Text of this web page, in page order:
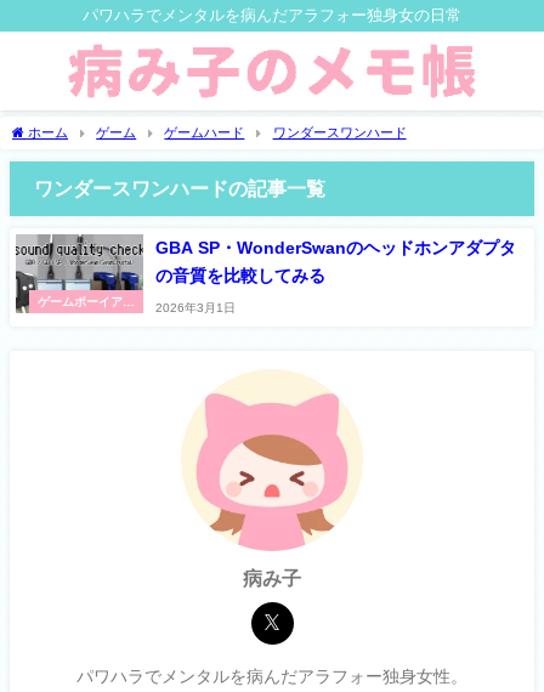
パワハラでメンタルを病んだアラフォー独身女の日常
ホーム ゲーム ゲームハード ワンダースワンハード
ワンダースワンハードの記事一覧
ゲームボーイアド
GBA SP・WonderSwanのヘッドホンアダプタ
の音質を比較してみる
2026年3月1日
病み子
パワハラでメンタルを病んだアラフォー独身女性。